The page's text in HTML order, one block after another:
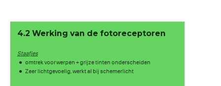
4.2 Werking van de fotoreceptoren
Staafjes
omtrek voorwerpen + grijze tinten onderscheiden
Zeer lichtgevoelig, werkt al bij schemerlicht